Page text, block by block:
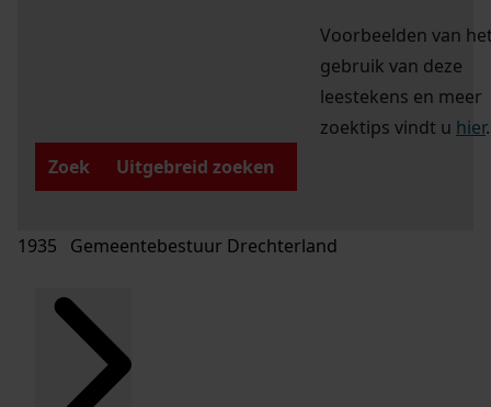
Voorbeelden van
gebruik van deze
leestekens en meer
zoektips vindt u hier.
Zoek
Uitgebreid zoeken
1935 Gemeentebestuur Drechterland